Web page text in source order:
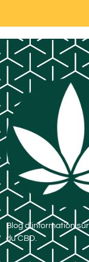
Blog d’information
du CBD.